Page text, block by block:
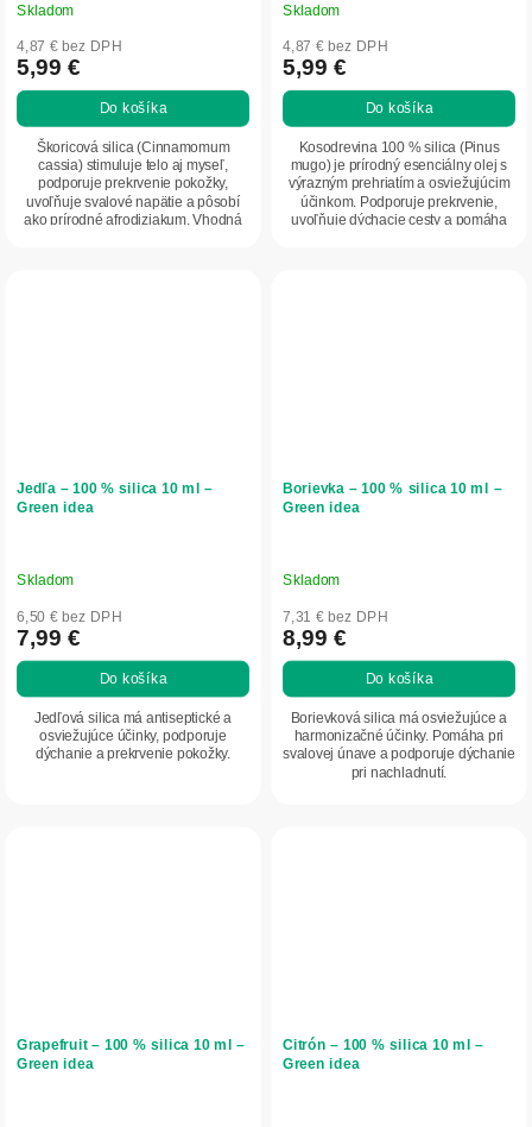
Skladom
4,87 € bez DPH
5,99 €
Do košíka
Škoricová silica (Cinnamomum
cassia) stimuluje telo aj myseľ,
podporuje prekrvenie pokožky,
uvoľňuje svalové napätie a pôsobí
ako prírodné afrodiziakum. Vhodná
Skladom
4,87 € bez DPH
5,99 €
Do košíka
Kosodrevina 100 % silica (Pinus
mugo) je prírodný esenciálny olej s
výrazným prehriatím a osviežujúcim
účinkom. Podporuje prekrvenie,
uvoľňuje dýchacie cesty a pomáha
Jedľa – 100 % silica 10 ml –
Green idea
Skladom
6,50 € bez DPH
7,99 €
Do košíka
Jedľová silica má antiseptické a
osviežujúce účinky, podporuje
dýchanie a prekrvenie pokožky.
Borievka – 100 % silica 10 ml –
Green idea
Skladom
7,31 € bez DPH
8,99 €
Do košíka
Borievková silica má osviežujúce a
harmonizačné účinky. Pomáha pri
svalovej únave a podporuje dýchanie
pri nachladnutí.
Grapefruit – 100 % silica 10 ml –
Green idea
Citrón – 100 % silica 10 ml –
Green idea